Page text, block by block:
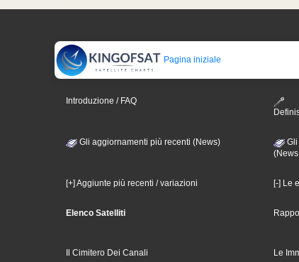
Pagina iniziale
Introduzione / FAQ
Gli aggiornamenti più recenti (News)
[+] Aggiunte più recenti / variazioni [-] Le
Elenco Satelliti
Il Cimitero Dei Canali Le